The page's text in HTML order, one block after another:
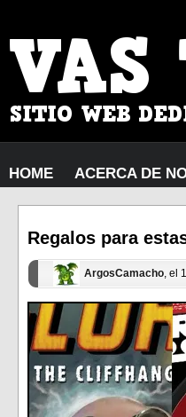
HOME ACERCA DE
Regalos para
ArgosCamacho, el